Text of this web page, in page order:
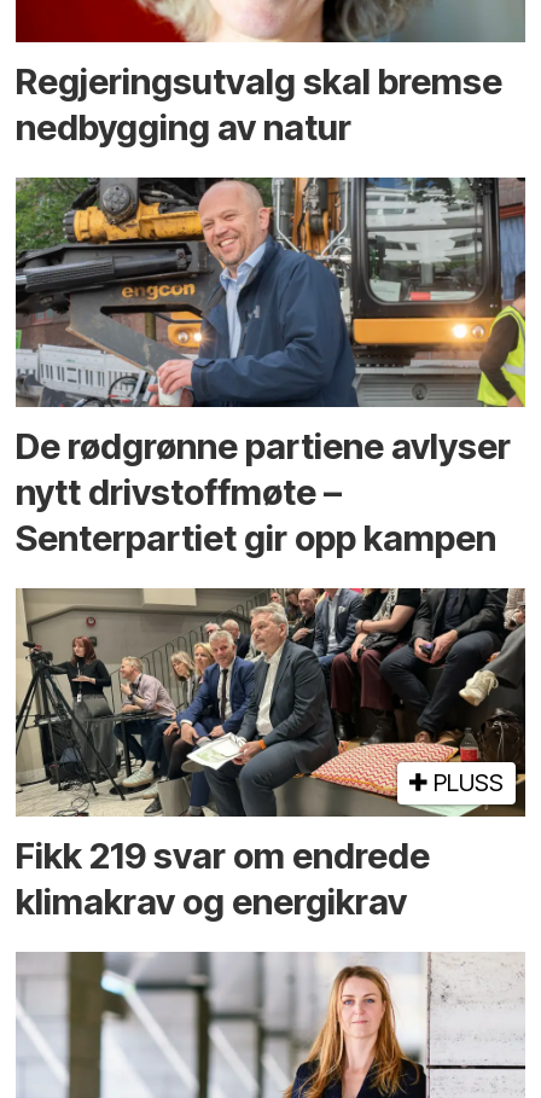
Regjerings­utvalg skal bremse
ned­bygging av natur
De rødgrønne partiene avlyser
nytt drivstoffmøte –
Senterpartiet gir opp kampen
PLUSS
Fikk 219 svar om endrede
klimakrav og energikrav